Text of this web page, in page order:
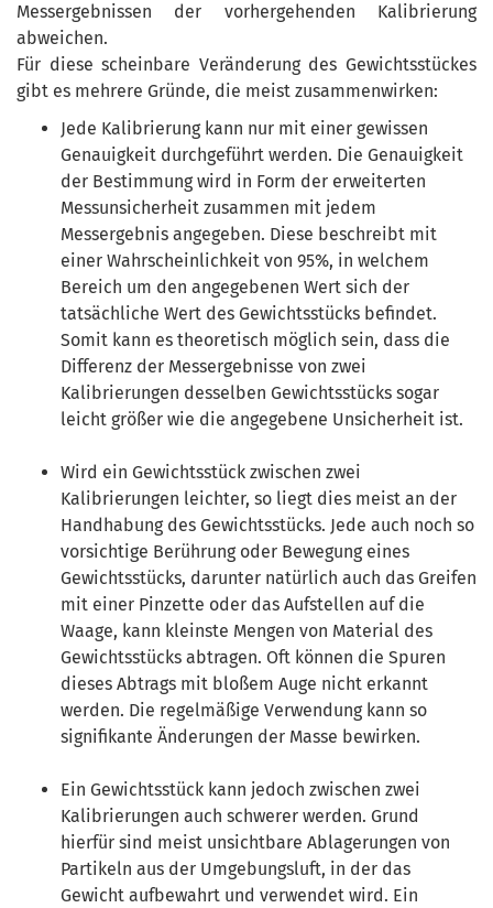
Messergebnissen der vorhergehenden Kalibrierung
abweichen.
Für diese scheinbare Veränderung des Gewichtsstückes
gibt es mehrere Gründe, die meist zusammenwirken:
Jede Kalibrierung kann nur mit einer gewissen
Genauigkeit durchgeführt werden. Die Genauigkeit
der Bestimmung wird in Form der erweiterten
Messunsicherheit zusammen mit jedem
Messergebnis angegeben. Diese beschreibt mit
einer Wahrscheinlichkeit von 95%, in welchem
Bereich um den angegebenen Wert sich der
tatsächliche Wert des Gewichtsstücks befindet.
Somit kann es theoretisch möglich sein, dass die
Differenz der Messergebnisse von zwei
Kalibrierungen desselben Gewichtsstücks sogar
leicht größer wie die angegebene Unsicherheit ist.
Wird ein Gewichtsstück zwischen zwei
Kalibrierungen leichter, so liegt dies meist an der
Handhabung des Gewichtsstücks. Jede auch noch so
vorsichtige Berührung oder Bewegung eines
Gewichtsstücks, darunter natürlich auch das Greifen
mit einer Pinzette oder das Aufstellen auf die
Waage, kann kleinste Mengen von Material des
Gewichtsstücks abtragen. Oft können die Spuren
dieses Abtrags mit bloßem Auge nicht erkannt
werden. Die regelmäßige Verwendung kann so
signifikante Änderungen der Masse bewirken.
Ein Gewichtsstück kann jedoch zwischen zwei
Kalibrierungen auch schwerer werden. Grund
hierfür sind meist unsichtbare Ablagerungen von
Partikeln aus der Umgebungsluft, in der das
Gewicht aufbewahrt und verwendet wird. Ein